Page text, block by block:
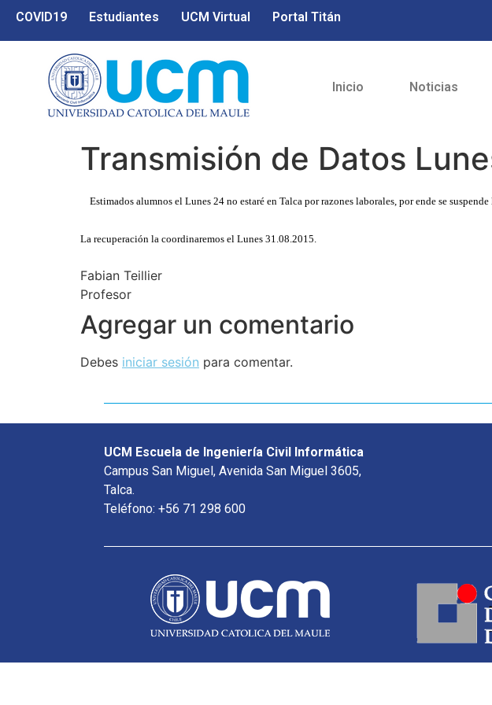
COVID19 Estudiantes UCM Virtual Portal Titán
Inicio Noticias
Transmisión de Datos
Estimados alumnos el Lunes 24 no estaré en Talca por razones laborales, por ende se suspende
La recuperación la coordinaremos el Lunes 31.08.2015.
Fabian Teillier
Profesor
Agregar un comentario
Debes iniciar sesión para comentar.
UCM Escuela de Ingeniería Civil Informática
Campus San Miguel, Avenida San Miguel 3605,
Talca.
Teléfono: +56 71 298 600